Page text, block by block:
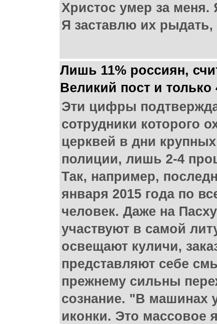
Христос умер за меня.
Я заставлю их
Лишь 11% россиян,
Великий пост и
Эти цифры
сотрудники которого
церквей в дни
полиции, лишь 2-4
Так, например,
января 2015 года по
человек. Даже на
участвуют в самой
освещают куличи,
представляют себе
прежнему сильны
сознание. "В машинах
иконки. Это массовое